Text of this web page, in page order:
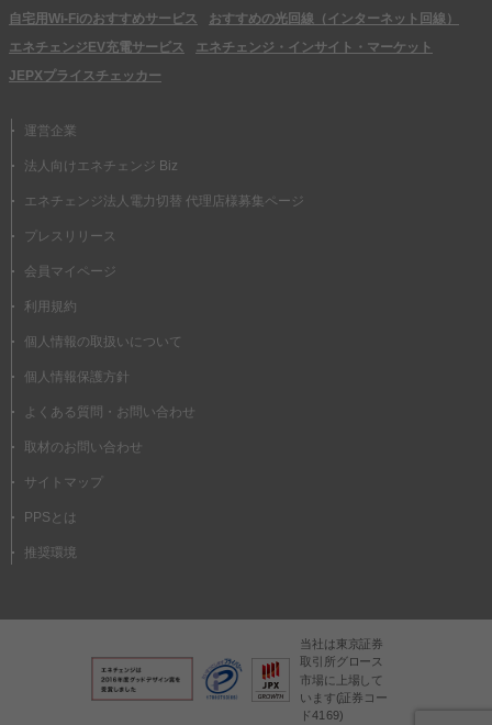
自宅用Wi-Fiのおすすめサービス
おすすめの光回線（インターネット回線）
エネチェンジEV充電サービス
エネチェンジ・インサイト・マーケット
JEPXプライスチェッカー
運営企業
法人向けエネチェンジ Biz
エネチェンジ法人電力切替 代理店様募集ページ
プレスリリース
会員マイページ
利用規約
個人情報の取扱いについて
個人情報保護方針
よくある質問・お問い合わせ
取材のお問い合わせ
サイトマップ
PPSとは
推奨環境
当社は東京証券
取引所グロース
市場に上場して
います(証券コー
ド4169)